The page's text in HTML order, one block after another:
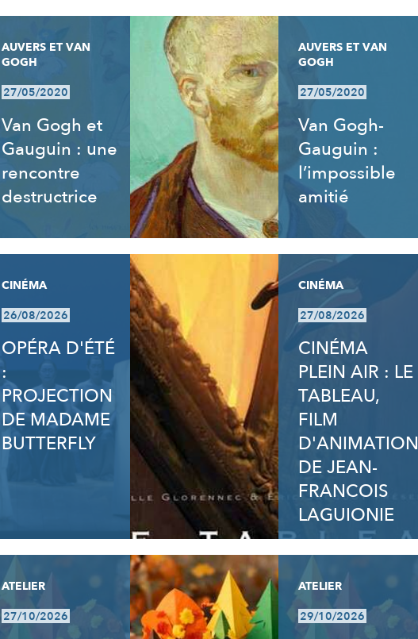
AUVERS ET VAN
GOGH
27/05/2020
Van Gogh et
Gauguin : une
rencontre
destructrice
AUVERS ET VAN
GOGH
27/05/2020
Van Gogh-
Gauguin :
l’impossible
amitié
CINÉMA
26/08/2026
OPÉRA D'ÉTÉ
:
PROJECTION
DE MADAME
BUTTERFLY
CINÉMA
27/08/2026
CINÉMA
PLEIN AIR : LE
TABLEAU,
FILM
D'ANIMATION
DE JEAN-
FRANCOIS
LAGUIONIE
ATELIER
27/10/2026
ATELIER
29/10/2026